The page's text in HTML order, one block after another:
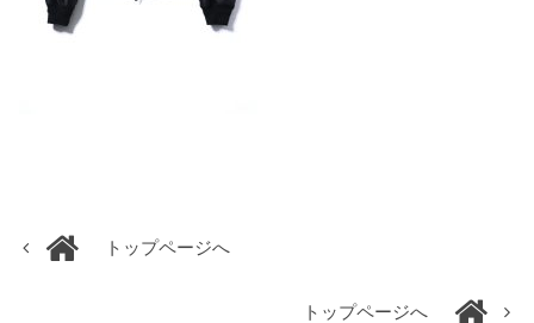
トップページへ
トップページへ